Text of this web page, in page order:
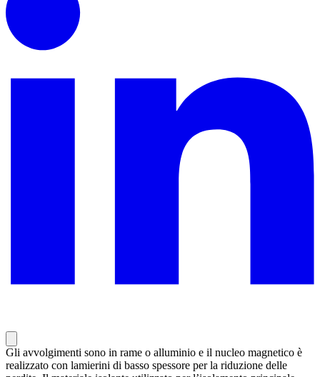
Gli avvolgimenti sono in rame o alluminio e il nucleo magnetico è
realizzato con lamierini di basso spessore per la riduzione delle